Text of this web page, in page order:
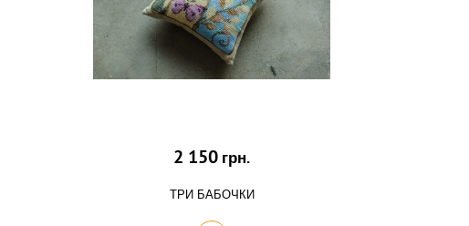
2 150 грн.
ТРИ БАБОЧКИ